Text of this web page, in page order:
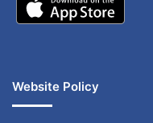
Website Policy